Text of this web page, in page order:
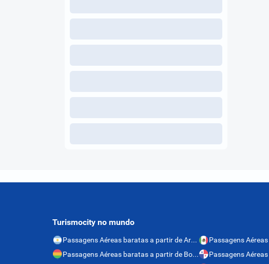
Turismocity no mundo
Passagens Aéreas baratas a partir de Argentina
Passagens Aéreas baratas a partir de Bolívia